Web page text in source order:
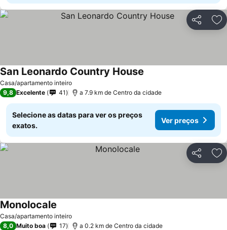
Partilhar
Casa/apartamento inteiro
San Leonardo Country House
9,8 Excelente 41 a 7.9 km de Centro da cidade
Selecione as datas para ver os preços
exatos.
Ver preços
Partilhar
Casa/apartamento inteiro
Monolocale
8,0 Muito boa 17 a 0.2 km de Centro da cidade